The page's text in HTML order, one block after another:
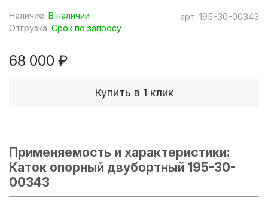
арт. 195-30-00343
Наличие: В наличии
Отгрузка: Срок по запросу
68 000 ₽
Купить в 1 клик
Применяемость и характеристики:
Каток опорный двубортный 195-30-
00343